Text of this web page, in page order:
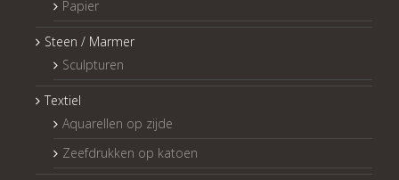
Papier
Steen / Marmer
Sculpturen
Textiel
Aquarellen op zijde
Zeefdrukken op katoen